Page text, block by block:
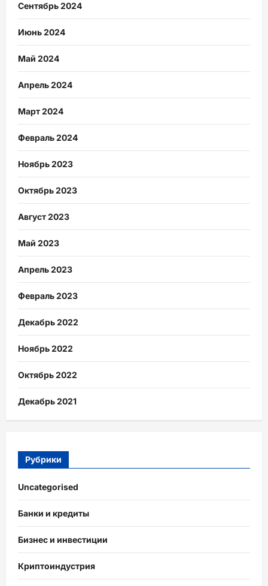
Сентябрь 2024
Июнь 2024
Май 2024
Апрель 2024
Март 2024
Февраль 2024
Ноябрь 2023
Октябрь 2023
Август 2023
Май 2023
Апрель 2023
Февраль 2023
Декабрь 2022
Ноябрь 2022
Октябрь 2022
Декабрь 2021
Рубрики
Uncategorised
Банки и кредиты
Бизнес и инвестиции
Криптоиндустрия